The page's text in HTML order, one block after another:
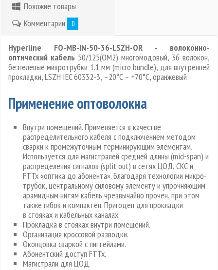
Похожие товары
Комментарии
0
Hyperline FO-MB-IN-50-36-LSZH-OR - волоконно-
оптический кабель 50/125(OM2) многомодовый, 36 волокон,
безгелевые микротрубки 1.1 мм (micro bundle), для внутренней
прокладки, LSZH IEC 60332-3, –20°C – +70°C, оранжевый
Применение оптоволокна
Внутри помещений. Применяется в качестве
распределительного кабеля с подключением методом
сварки к промежуточным терминирующим элементам.
Используется для магистралей средней длины (mid-span) и
распределения сигналов (split out) в сетях ЦОД, СКС и
FTTx «оптика до абонента». Благодаря технологии микро-
трубок, центральному силовому элементу и упрочняющим
арамидным нитям кабель чрезвычайно прочен, при этом
также гибок и компактен. Пригоден для прокладки
в стояках и кабельных каналах.
Прокладка в стояках внутри помещений.
Организация кроссовой разводки.
Оконцовка сваркой с пигтейлами.
Абонентский доступ FTTx.
Магистрали для ЦОД.